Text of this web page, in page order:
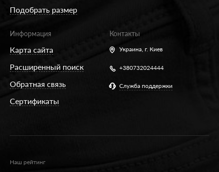
Подобрать размер
Информация
Карта сайта
Расширенный поиск
Обратная связь
Сертификаты
Контакты
Украина, г. Киев
+380732024444
Служба поддержки
Наш рейтинг